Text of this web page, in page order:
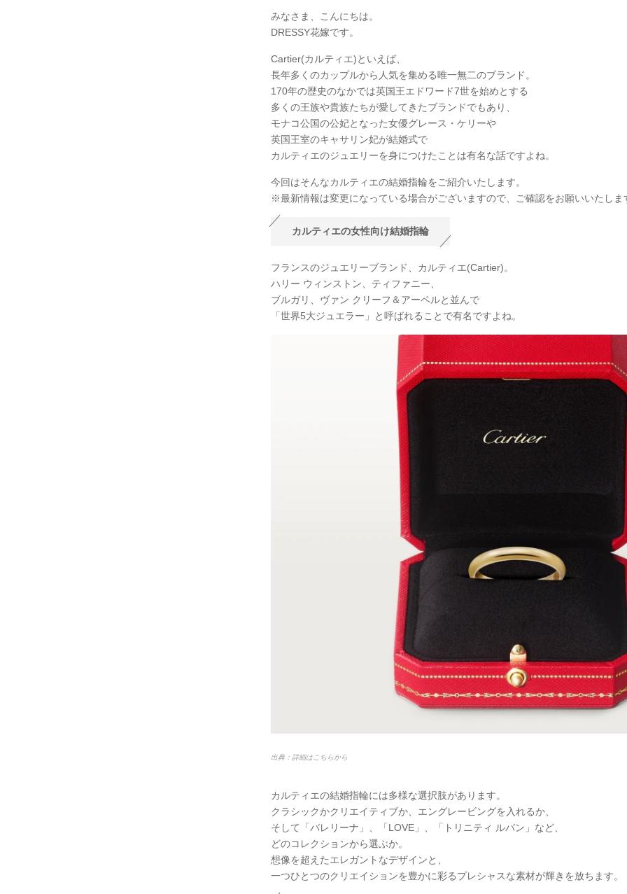
みなさま、こんにちは。
DRESSY花嫁です。
Cartier(カルティエ)といえば、
長年多くのカップルから人気を集める唯一無二のブランド。
170年の歴史のなかでは英国王エドワード7世を始めとする
多くの王族や貴族たちが愛してきたブランドでもあり、
モナコ公国の公妃となった女優グレース・ケリーや
英国王室のキャサリン妃が結婚式で
カルティエのジュエリーを身につけたことは有名な話ですよね。
今回はそんなカルティエの結婚指輪をご紹介いたします。
※最新情報は変更になっている場合がございますので、ご確認をお願いいたしま
カルティエの女性向け結婚指輪
フランスのジュエリーブランド、カルティエ(Cartier)。
ハリー ウィンストン、ティファニー、
ブルガリ、ヴァン クリーフ＆アーペルと並んで
「世界5大ジュエラー」と呼ばれることで有名ですよね。
出典：詳細はこちらから
カルティエの結婚指輪には多様な選択肢があります。
クラシックかクリエイティブか、エングレービングを入れるか、
そして「バレリーナ」、「LOVE」、「トリニティ ルバン」など、
どのコレクションから選ぶか。
想像を超えたエレガントなデザインと、
一つひとつのクリエイションを豊かに彩るプレシャスな素材が輝きを放ちます。